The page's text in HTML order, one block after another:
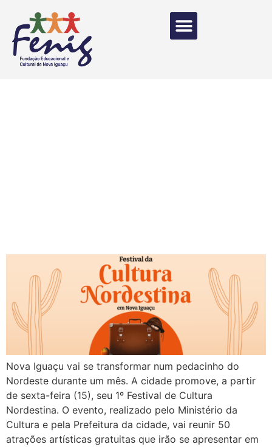
Nova Iguaçu vai se transformar num pedacinho do
Nordeste durante um mês. A cidade promove, a partir
de sexta-feira (15), seu 1º Festival de Cultura
Nordestina. O evento, realizado pelo Ministério da
Cultura e pela Prefeitura da cidade, vai reunir 50
atrações artísticas gratuitas que irão se apresentar em